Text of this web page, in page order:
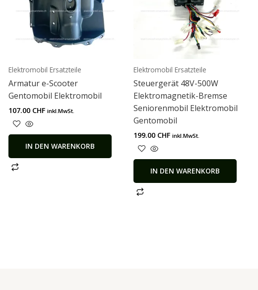
Elektromobil Ersatzteile
Armatur e-Scooter
Gentomobil Elektromobil
107.00 CHF inkl.MwSt.
IN DEN WARENKORB
Elektromobil Ersatzteile
Steuergerät 48V-500W
Elektromagnetik-Bremse
Seniorenmobil Elektromobil
Gentomobil
199.00 CHF inkl.MwSt.
IN DEN WARENKORB